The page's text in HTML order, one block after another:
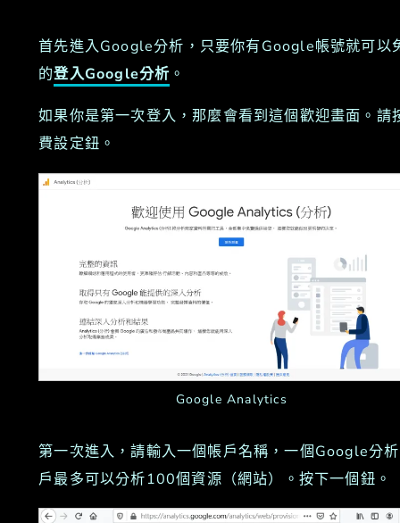
首先進入Google分析，只要你有Google帳號就可以
的登入Google分析 。
如果你是第一次登入，那麼會看到這個歡迎畫面。請
費設定鈕。
Google Analytics
第一次進入，請輸入一個帳戶名稱，一個Google分
戶最多可以分析100個資源（網站）。按下一個鈕。